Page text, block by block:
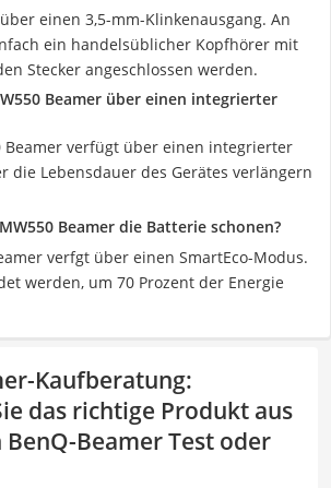
einen 3,5-mm-Klinkenausgang. An
ein handelsüblicher Kopfhörer mit
Stecker angeschlossen werden.
Beamer über einen integrierter
Beamer verfügt über einen integrierter
die Lebensdauer des Gerätes verlängern
Beamer die Batterie schonen?
verfgt über einen SmartEco-Modus.
werden, um 70 Prozent der Energie
Kaufberatung:
das richtige Produkt aus
Beamer Test oder